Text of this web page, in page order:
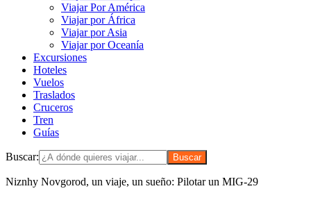
Viajar Por América
Viajar por África
Viajar por Asia
Viajar por Oceanía
Excursiones
Hoteles
Vuelos
Traslados
Cruceros
Tren
Guías
Buscar:
Niznhy Novgorod, un viaje, un sueño: Pilotar un MIG-29